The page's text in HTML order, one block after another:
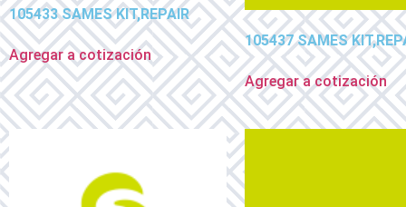
105433 SAMES KIT,REPAIR
Agregar a cotización
105437 SAMES
Agregar a cotización